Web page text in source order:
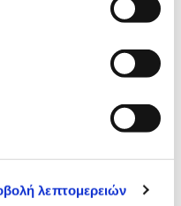
λεπτομερειών
Verbatim DVD-R
19,90€